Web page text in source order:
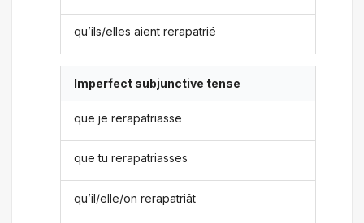
qu’ils/elles aient rerapatrié
Imperfect subjunctive tense
que je rerapatriasse
que tu rerapatriasses
qu’il/elle/on rerapatriât